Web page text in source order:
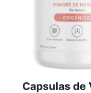
Capsulas de